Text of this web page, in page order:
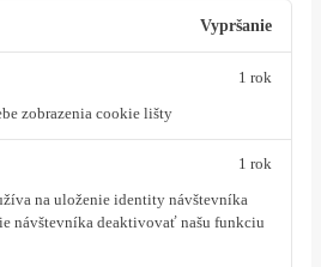
Vypršanie
zobrazenia cookie lišty
1 rok
na uloženie identity návštevníka
návštevníka deaktivovať našu funkciu
1 rok